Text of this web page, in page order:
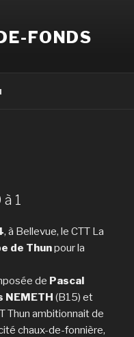
FONDS
1
, à Bellevue, le CTT La
de Thunpour la
de Pascal
NEMETH (B15) et
Thun ambitionnait de
chaux-de-fonnière,